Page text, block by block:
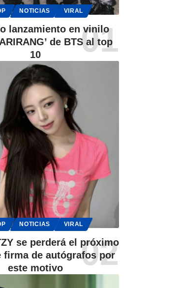
NOTICIAS VIRAL
lanzamiento en vinilo
de BTS al top
10
NOTICIAS VIRAL
se perderá el próximo
firma de autógrafos por
este motivo